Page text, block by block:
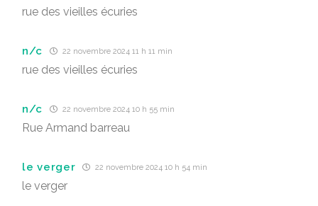
rue des vieilles écuries
n/c 22 novembre 2024 11 h 11 min
rue des vieilles écuries
n/c 22 novembre 2024 10 h 55 min
Rue Armand barreau
le verger 22 novembre 2024 10 h 54 min
le verger